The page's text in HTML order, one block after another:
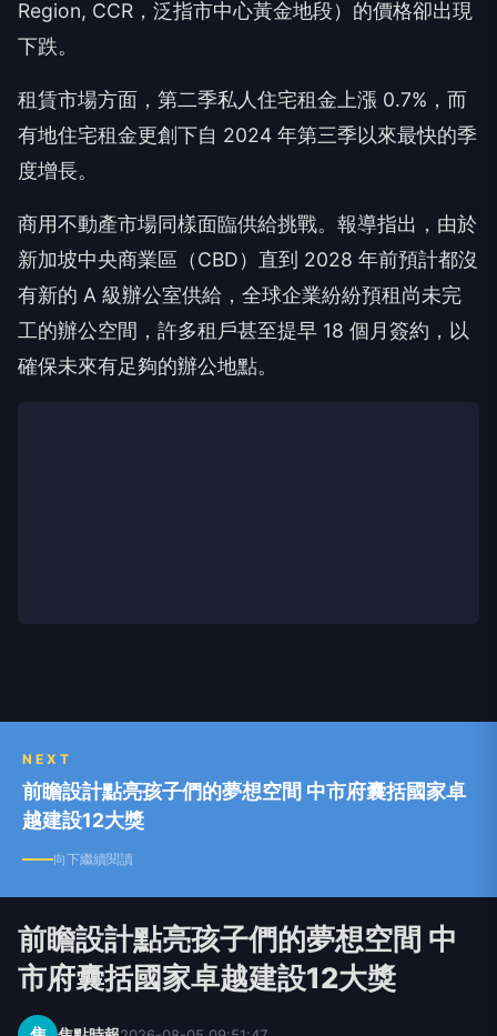
Region, CCR，泛指市中心黃金地段）的價格卻出現
下跌。
租賃市場方面，第二季私人住宅租金上漲 0.7%，而
有地住宅租金更創下自 2024 年第三季以來最快的季
度增長。
商用不動產市場同樣面臨供給挑戰。報導指出，由於
新加坡中央商業區（CBD）直到 2028 年前預計都沒
有新的 A 級辦公室供給，全球企業紛紛預租尚未完
工的辦公空間，許多租戶甚至提早 18 個月簽約，以
確保未來有足夠的辦公地點。
NEXT
前瞻設計點亮孩子們的夢想空間 中市府囊括國家卓
越建設12大獎
向下繼續閱讀
前瞻設計點亮孩子們的夢想空間 中
市府囊括國家卓越建設12大獎